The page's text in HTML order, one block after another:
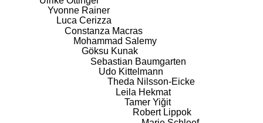
Yvonne Rainer
Luca Cerizza
Constanza Macras
Mohammad Salemy
Göksu Kunak
Sebastian Baumgarten
Udo Kittelmann
Theda Nilsson-Eicke
Leila Hekmat
Tamer Yiğit
Robert Lippok